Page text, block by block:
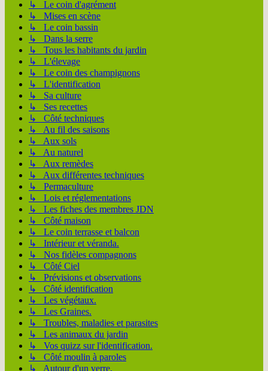
↳ Le coin d'agrément
↳ Mises en scène
↳ Le coin bassin
↳ Dans la serre
↳ Tous les habitants du jardin
↳ L'élevage
↳ Le coin des champignons
↳ L'identification
↳ Sa culture
↳ Ses recettes
↳ Côté techniques
↳ Au fil des saisons
↳ Aux sols
↳ Au naturel
↳ Aux remèdes
↳ Aux différentes techniques
↳ Permaculture
↳ Lois et réglementations
↳ Les fiches des membres JDN
↳ Côté maison
↳ Le coin terrasse et balcon
↳ Intérieur et véranda.
↳ Nos fidèles compagnons
↳ Côté Ciel
↳ Prévisions et observations
↳ Côté identification
↳ Les végétaux.
↳ Les Graines.
↳ Troubles, maladies et parasites
↳ Les animaux du jardin
↳ Vos quizz sur l'identification.
↳ Côté moulin à paroles
↳ Autour d'un verre.